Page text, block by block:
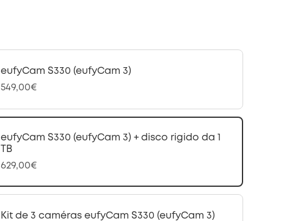
eufyCam S330 (eufyCam 3)
549,00€
eufyCam S330 (eufyCam 3) + disco rigido da 1
TB
629,00€
Kit de 3 caméras eufyCam S330 (eufyCam 3)